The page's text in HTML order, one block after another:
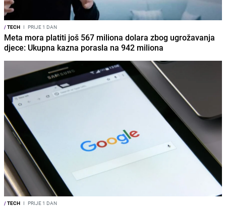
/TECH I PRIJE 1 DAN
Meta mora platiti još 567 miliona dolara zbog ugrožavanja
djece: Ukupna kazna porasla na 942 miliona
/TECH I PRIJE 1 DAN